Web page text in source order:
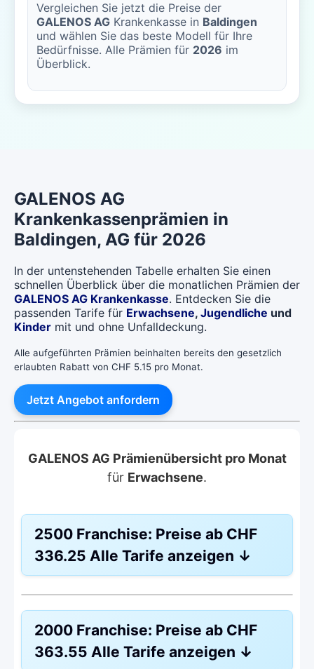
Vergleichen Sie jetzt die Preise der
GALENOS AG Krankenkasse in Baldingen
und wählen Sie das beste Modell für Ihre
Bedürfnisse. Alle Prämien für 2026 im
Überblick.
GALENOS AG
Krankenkassenprämien in
Baldingen, AG für 2026
In der untenstehenden Tabelle erhalten Sie einen
schnellen Überblick über die monatlichen Prämien der
GALENOS AG Krankenkasse. Entdecken Sie die
passenden Tarife für Erwachsene, Jugendliche und
Kinder mit und ohne Unfalldeckung.
Alle aufgeführten Prämien beinhalten bereits den gesetzlich
erlaubten Rabatt von CHF 5.15 pro Monat.
Jetzt Angebot anfordern
GALENOS AG Prämienübersicht pro Monat
für Erwachsene.
2500 Franchise: Preise ab CHF
336.25 Alle Tarife anzeigen ↓
Ohne Unfalldeckung:
CHF 336.25
2000 Franchise: Preise ab CHF
363.55 Alle Tarife anzeigen ↓